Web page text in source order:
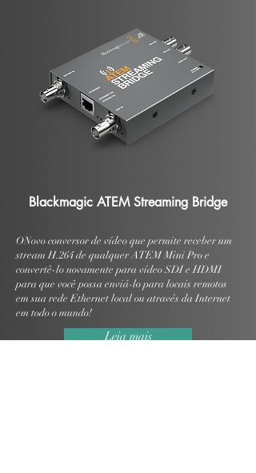
Blackmagic ATEM Streaming Bridge
ONovo conversor de vídeo que permite receber um
stream H.264 de qualquer ATEM Mini Pro e
convertê-lo novamente para vídeo SDI e HDMI
para que você possa enviá-lo para locais remotos
em sua rede Ethernet local ou através da Internet
em todo o mundo!
Leia mais